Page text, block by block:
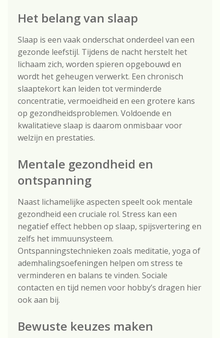
Het belang van slaap
Slaap is een vaak onderschat onderdeel van een
gezonde leefstijl. Tijdens de nacht herstelt het
lichaam zich, worden spieren opgebouwd en
wordt het geheugen verwerkt. Een chronisch
slaaptekort kan leiden tot verminderde
concentratie, vermoeidheid en een grotere kans
op gezondheidsproblemen. Voldoende en
kwalitatieve slaap is daarom onmisbaar voor
welzijn en prestaties.
Mentale gezondheid en
ontspanning
Naast lichamelijke aspecten speelt ook mentale
gezondheid een cruciale rol. Stress kan een
negatief effect hebben op slaap, spijsvertering en
zelfs het immuunsysteem.
Ontspanningstechnieken zoals meditatie, yoga of
ademhalingsoefeningen helpen om stress te
verminderen en balans te vinden. Sociale
contacten en tijd nemen voor hobby’s dragen hier
ook aan bij.
Bewuste keuzes maken